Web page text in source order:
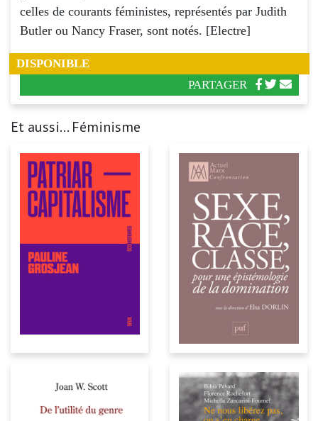
celles de courants féministes, représentés par Judith
Butler ou Nancy Fraser, sont notés. [Electre]
DISPONIBLE
PARTAGER
Et aussi... Féminisme